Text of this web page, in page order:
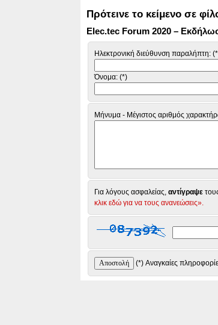
Πρότεινε το κείμενο σε
Elec.tec Forum 2020 –
Ηλεκτρονική διεύθυνση παραλήπτη:
Όνομα: (*)
Μήνυμα - Μέγιστος αριθμός
Για λόγους ασφαλείας,αντίγραψε
κλικ εδώ για να τους ανανεώσεις».
(*) Αναγκαίες